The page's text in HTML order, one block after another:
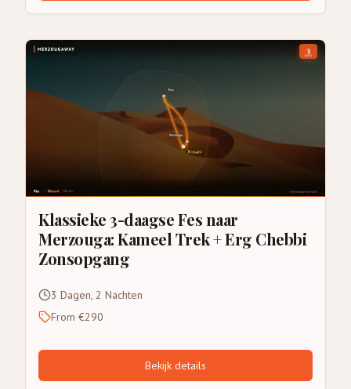
Klassieke 3-daagse Fes naar
Merzouga: Kameel Trek + Erg Chebbi
Zonsopgang
3 Dagen, 2 Nachten
From €290
Bekijk details